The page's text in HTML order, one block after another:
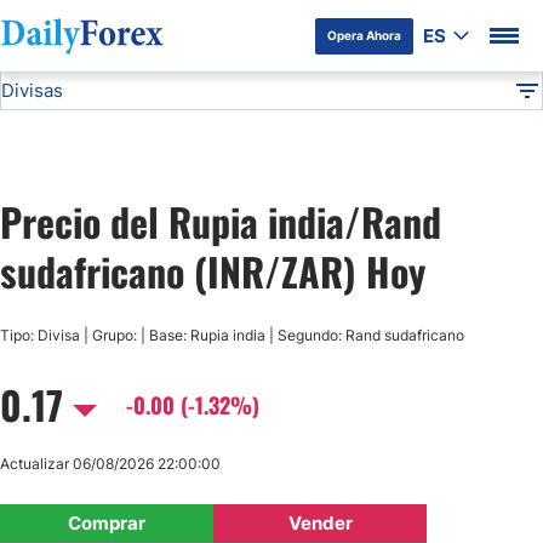
Opera Ahora ES
Divulgación del Anunciante
Divisas
USD/JPY
GBP/USD
AUD/USD
Precio del Rupia india/Rand
sudafricano (INR/ZAR) Hoy
Tipo: Divisa | Grupo: | Base: Rupia india | Segundo: Rand sudafricano
0.17 -0.00 (-1.32%)
Comprar Vender
Actualizar 06/08/2026 22:00:00